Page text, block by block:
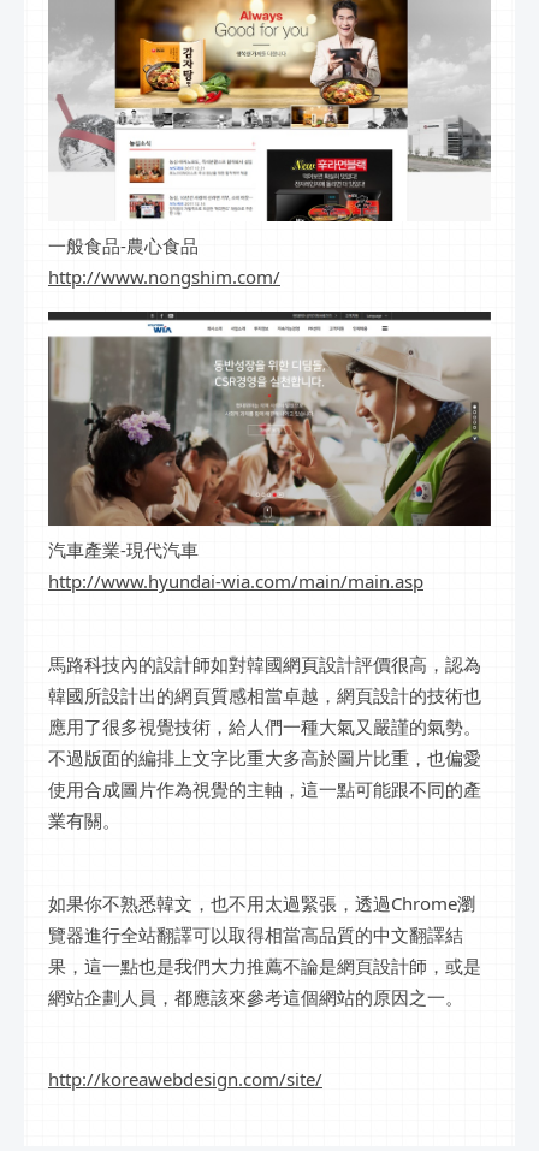
一般食品-農心食品
http://www.nongshim.com/
汽車產業-現代汽車
http://www.hyundai-wia.com/main/main.asp
馬路科技內的設計師如對韓國網頁設計評價很高，認為
韓國所設計出的網頁質感相當卓越，網頁設計的技術也
應用了很多視覺技術，給人們一種大氣又嚴謹的氣勢。
不過版面的編排上文字比重大多高於圖片比重，也偏愛
使用合成圖片作為視覺的主軸，這一點可能跟不同的產
業有關。
如果你不熟悉韓文，也不用太過緊張，透過Chrome瀏
覽器進行全站翻譯可以取得相當高品質的中文翻譯結
果，這一點也是我們大力推薦不論是網頁設計師，或是
網站企劃人員，都應該來參考這個網站的原因之一。
http://koreawebdesign.com/site/